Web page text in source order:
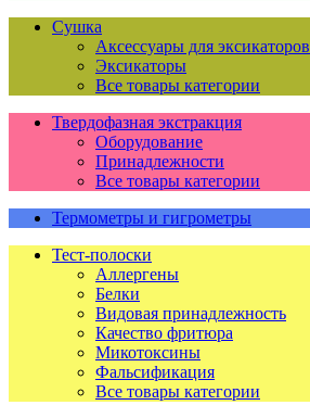
Сушка
Аксессуары для эксикаторов
Эксикаторы
Все товары категории
Твердофазная экстракция
Оборудование
Принадлежности
Все товары категории
Термометры и гигрометры
Тест-полоски
Аллергены
Белки
Видовая принадлежность
Качество фритюра
Микотоксины
Фальсификация
Все товары категории